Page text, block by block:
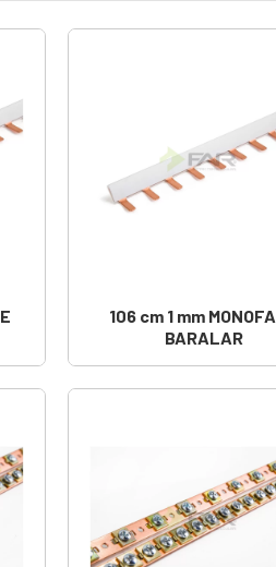
106 cm 1 mm
BARALAR